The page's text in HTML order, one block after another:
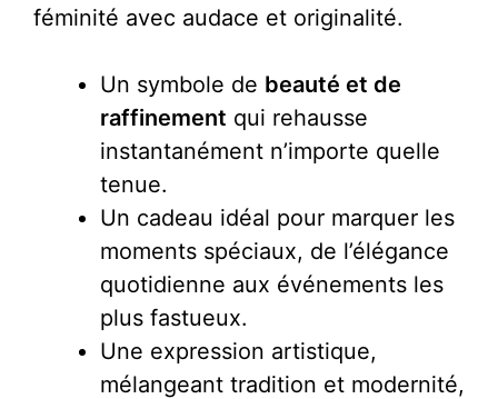
féminité avec audace et originalité.
Un symbole de beauté et de
raffinement qui rehausse
instantanément n’importe quelle
tenue.
Un cadeau idéal pour marquer les
moments spéciaux, de l’élégance
quotidienne aux événements les
plus fastueux.
Une expression artistique,
mélangeant tradition et modernité,